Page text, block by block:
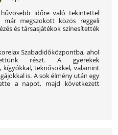
időre való tekintettel
megszokott közös reggeli
és társasjátékok színesítették
Szabadidőközpontba, ahol
részt. A gyerekek
teknősökkel, valamint
is. A sok élmény után egy
a napot, majd következett